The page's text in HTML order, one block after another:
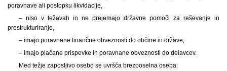
poravnave ali postopku likvidacije,
– niso v težavah in ne prejemajo državne pomoči za reševanje in
prestrukturiranje,
– imajo poravnane finančne obveznosti do občine in države,
– imajo plačane prispevke in poravnane obveznosti do delavcev.
Med težje zaposljivo osebo se uvršča brezposelna oseba: